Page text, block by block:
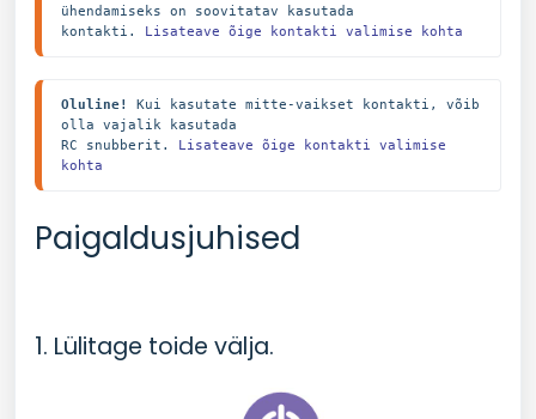
ühendamiseks on soovitatav kasutada
kontakti. Lisateave õige kontakti valimise kohta
Oluline!
Kui kasutate mitte-vaikset kontakti, võib
olla vajalik kasutada
RC snubberit. Lisateave õige kontakti valimise
kohta
Paigaldusjuhised
1. Lülitage toide välja.